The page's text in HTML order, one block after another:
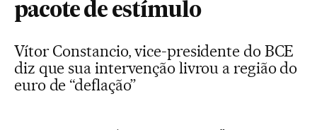
pacote de estímulo
Vítor Constancio, vice-presidente do BCE
diz que sua intervenção livrou a região do
euro de “deflação”